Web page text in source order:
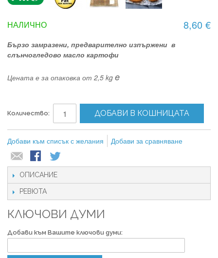
8,60 €
НАЛИЧНО
Бързо замразени, предварително изпържени в
слънчогледово масло картофи
Цената е за опаковка от 2,5 kg e
Количество: ДОБАВИ В КОШНИЦАТА
Добави към списък с желания Добави за сравняване
ОПИСАНИЕ
РЕВЮТА
КЛЮЧОВИ ДУМИ
Добави към Вашите ключови думи: